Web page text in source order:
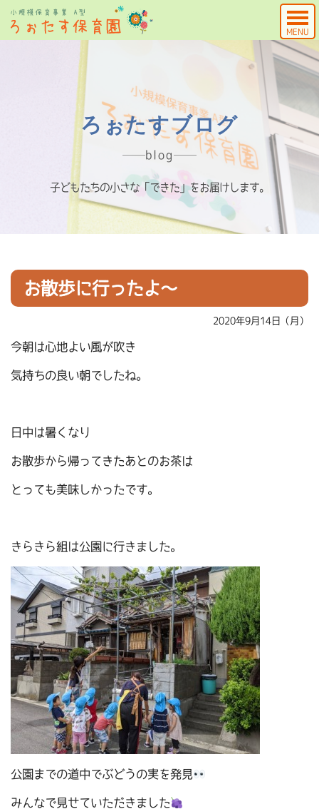
MENU
ろぉたすブログ
blog
子どもたちの小さな「できた」をお届けします。
お散歩に行ったよ～
2020年9月14日（月）
今朝は心地よい風が吹き
気持ちの良い朝でしたね。
日中は暑くなり
お散歩から帰ってきたあとのお茶は
とっても美味しかったです。
きらきら組は公園に行きました。
公園までの道中でぶどうの実を発見
みんなで見せていただきました